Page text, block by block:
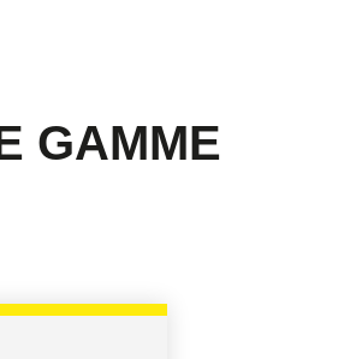
GAMME